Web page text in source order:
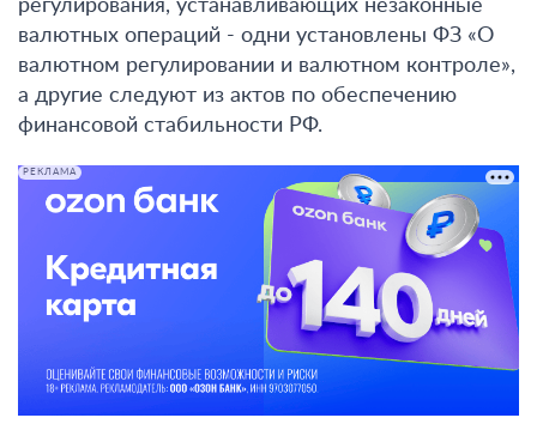
регулирования, устанавливающих незаконные
валютных операций - одни установлены ФЗ «О
валютном регулировании и валютном контроле»,
а другие следуют из актов по обеспечению
финансовой стабильности РФ.
РЕКЛАМА